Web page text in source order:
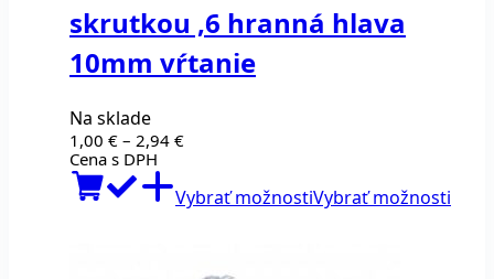
skrutkou ,6 hranná hlava
10mm vŕtanie
Na sklade
1,00 € – 2,94 €Price
through
2,94 €
Cena s DPH
Vybrať možnostiVybrať možnosti